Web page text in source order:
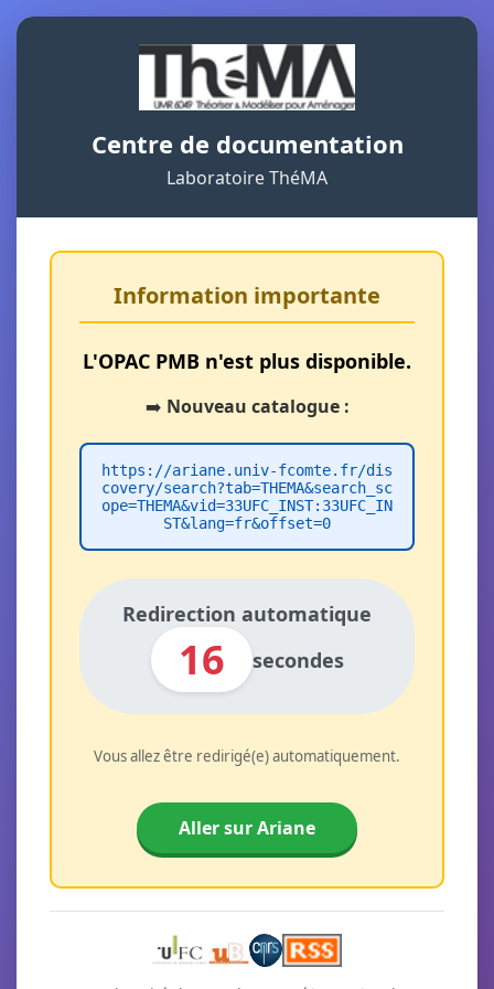
Centre de documentation
Laboratoire ThéMA
Information importante
L'OPAC PMB n'est plus disponible.
➡️ Nouveau catalogue :
https://ariane.univ-fcomte.fr/dis
covery/search?tab=THEMA&search_sc
ope=THEMA&vid=33UFC_INST:33UFC_IN
ST&lang=fr&offset=0
Redirection automatique
16 secondes
Vous allez être redirigé(e) automatiquement.
Aller sur Ariane